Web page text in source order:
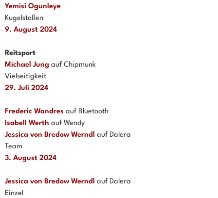
Yemisi Ogunleye
Kugelstoßen
9. August 2024
Reitsport
Michael Jung auf Chipmunk
Vielseitigkeit
29. Juli 2024
Frederic Wandres auf Bluetooth
Isabell Werth auf Wendy
Jessica von Bredow Werndl auf Dalera
Team
3. August 2024
Jessica von Bredow Werndl auf Dalera
Einzel